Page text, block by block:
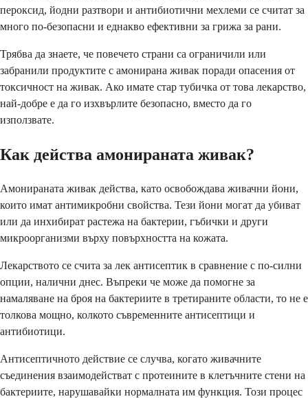
пероксид, йодни разтвори и антибиотични мехлеми се считат за
много по-безопасни и еднакво ефективни за грижа за рани.
Трябва да знаете, че повечето страни са ограничили или
забранили продуктите с амонирана живак поради опасения от
токсичност на живак. Ако имате стар тубичка от това лекарство,
най-добре е да го изхвърлите безопасно, вместо да го
използвате.
Как действа амонираната живак?
Амонираната живак действа, като освобождава живачни йони,
които имат антимикробни свойства. Тези йони могат да убиват
или да инхибират растежа на бактерии, гъбички и други
микроорганизми върху повърхността на кожата.
Лекарството се счита за лек антисептик в сравнение с по-силни
опции, налични днес. Въпреки че може да помогне за
намаляване на броя на бактериите в третираните области, то не е
толкова мощно, колкото съвременните антисептици и
антибиотици.
Антисептичното действие се случва, когато живачните
съединения взаимодействат с протеините в клетъчните стени на
бактериите, нарушавайки нормалната им функция. Този процес